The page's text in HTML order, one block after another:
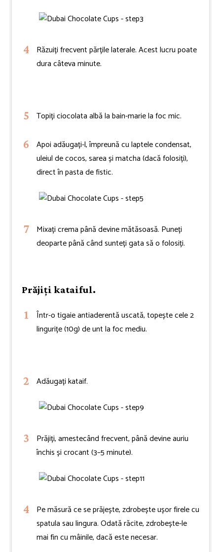
Răzuiți frecvent părțile laterale. Acest lucru poate
dura câteva minute.
Topiți ciocolata albă la bain-marie la foc mic.
Apoi adăugați-l, împreună cu laptele condensat,
uleiul de cocos, sarea și matcha (dacă folosiți),
direct în pasta de fistic.
Mixați crema până devine mătăsoasă. Puneți
deoparte până când sunteți gata să o folosiți.
Prăjiți kataiful.
Într-o tigaie antiaderentă uscată, topește cele 2
lingurițe (10g) de unt la foc mediu.
Adăugați kataif.
Prăjiți, amestecând frecvent, până devine auriu
închis și crocant (3–5 minute).
Pe măsură ce se prăjește, zdrobește ușor firele cu
spatula sau lingura. Odată răcite, zdrobește-le
mai fin cu mâinile, dacă este necesar.